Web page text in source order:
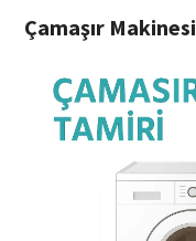
Çamaşır Makinesi